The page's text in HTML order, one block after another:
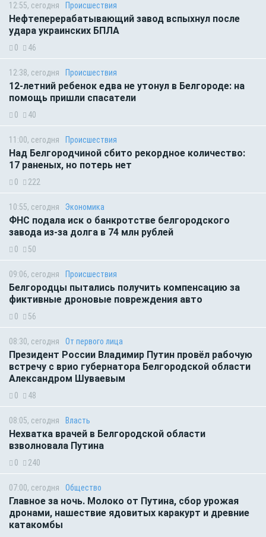
12:55, сегодня Происшествия
Нефтеперерабатывающий завод вспыхнул после
удара украинских БПЛА
0 46
12:38, сегодня Происшествия
12-летний ребенок едва не утонул в Белгороде: на
помощь пришли спасатели
0 40
11:00, сегодня Происшествия
Над Белгородчиной сбито рекордное количество:
17 раненых, но потерь нет
0 222
10:55, сегодня Экономика
ФНС подала иск о банкротстве белгородского
завода из-за долга в 74 млн рублей
0 50
09:06, сегодня Происшествия
Белгородцы пытались получить компенсацию за
фиктивные дроновые повреждения авто
0 56
08:30, сегодня От первого лица
Президент России Владимир Путин провёл рабочую
встречу с врио губернатора Белгородской области
Александром Шуваевым
0 48
08:05, сегодня Власть
Нехватка врачей в Белгородской области
взволновала Путина
0 240
07:00, сегодня Общество
Главное за ночь. Молоко от Путина, сбор урожая
дронами, нашествие ядовитых каракурт и древние
катакомбы